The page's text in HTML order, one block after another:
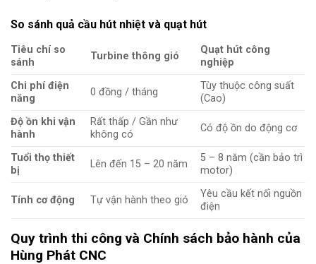
So sánh quả cầu hút nhiệt và quạt hút
Tiêu chí so
sánh
Turbine thông gió
Quạt hút công
nghiệp
Chi phí điện
năng
0 đồng / tháng
Tùy thuộc công suất
(Cao)
Độ ồn khi vận
hành
Rất thấp / Gần như
không có
Có độ ồn do động cơ
Tuổi thọ thiết
bị
Lên đến 15 – 20 năm
5 – 8 năm (cần bảo trì
motor)
Tính cơ động Tự vận hành theo gió
Yêu cầu kết nối nguồn
điện
Quy trình thi công và Chính sách bảo hành của
Hùng Phát CNC